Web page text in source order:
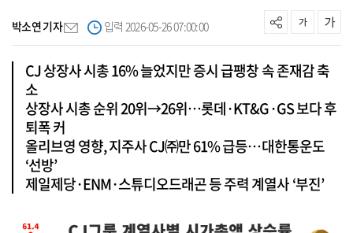
박소연 기자 입력 2026-05-26 07:00:00
CJ 상장사 시총 16% 늘었지만 증시 급팽창 속 존재감 축
소
상장사 시총 순위 20위→26위…롯데·KT&G·GS 보다 후
퇴폭 커
올리브영 영향, 지주사 CJ㈜만 61% 급등…대한통운도
‘선방’
제일제당·ENM·스튜디오드래곤 등 주력 계열사 ‘부진’